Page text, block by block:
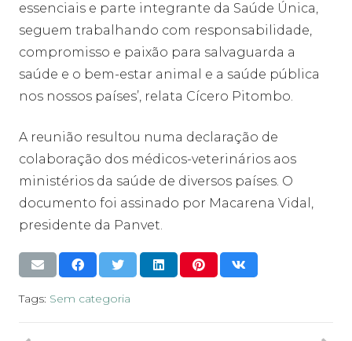
essenciais e parte integrante da Saúde Única,
seguem trabalhando com responsabilidade,
compromisso e paixão para salvaguarda a
saúde e o bem-estar animal e a saúde pública
nos nossos países’, relata Cícero Pitombo.
A reunião resultou numa declaração de
colaboração dos médicos-veterinários aos
ministérios da saúde de diversos países. O
documento foi assinado por Macarena Vidal,
presidente da Panvet.
Tags: Sem categoria